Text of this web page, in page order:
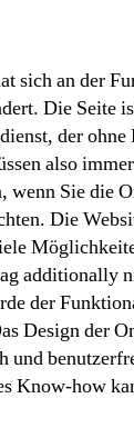
sich an der
Die Seite
der ohne
also
wenn Sie die
Die
additionally
der
Design der
und
Know-how